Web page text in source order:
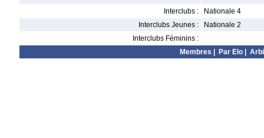
Interclubs :
Nationale 4
Interclubs Jeunes :
Nationale 2
Interclubs Féminins :
Membres
Par Elo